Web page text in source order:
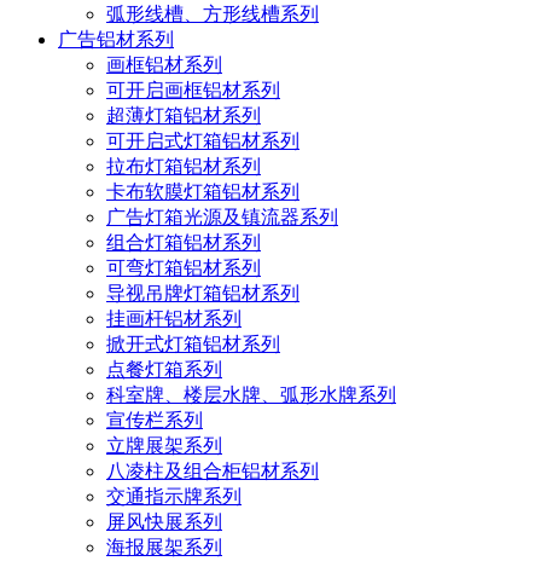
弧形线槽、方形线槽系列
广告铝材系列
画框铝材系列
可开启画框铝材系列
超薄灯箱铝材系列
可开启式灯箱铝材系列
拉布灯箱铝材系列
卡布软膜灯箱铝材系列
广告灯箱光源及镇流器系列
组合灯箱铝材系列
可弯灯箱铝材系列
导视吊牌灯箱铝材系列
挂画杆铝材系列
掀开式灯箱铝材系列
点餐灯箱系列
科室牌、楼层水牌、弧形水牌系列
宣传栏系列
立牌展架系列
八凌柱及组合柜铝材系列
交通指示牌系列
屏风快展系列
海报展架系列